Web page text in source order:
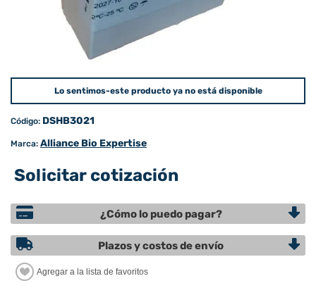
Lo sentimos-este producto ya no está disponible
Código: DSHB3021
Marca: Alliance Bio Expertise
Solicitar cotización
¿Cómo lo puedo pagar?
Plazos y costos de envío